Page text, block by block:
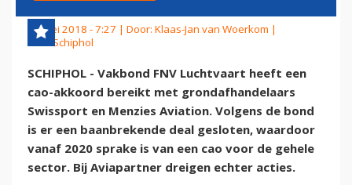
18 mei 2018 - 7:27 | Door: Klaas-Jan van Woerkom |
Foto: Schiphol
SCHIPHOL - Vakbond FNV Luchtvaart heeft een
cao-akkoord bereikt met grondafhandelaars
Swissport en Menzies Aviation. Volgens de bond
is er een baanbrekende deal gesloten, waardoor
vanaf 2020 sprake is van een cao voor de gehele
sector. Bij Aviapartner dreigen echter acties.